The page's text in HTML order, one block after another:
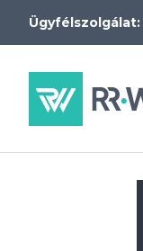
Ügyfélszolgálat: